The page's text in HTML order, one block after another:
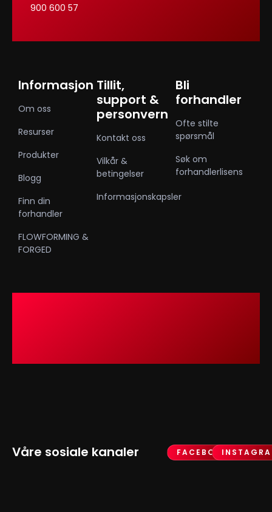
900 600 57
Informasjon
Om oss
Resurser
Produkter
Blogg
Finn din
forhandler
FLOWFORMING &
FORGED
Tillit,
support &
personvern
Kontakt oss
Vilkår &
betingelser
Informasjonskapsler
Bli
forhandler
Ofte stilte
spørsmål
Søk om
forhandlerlisens
Våre sosiale kanaler FACEBOOK